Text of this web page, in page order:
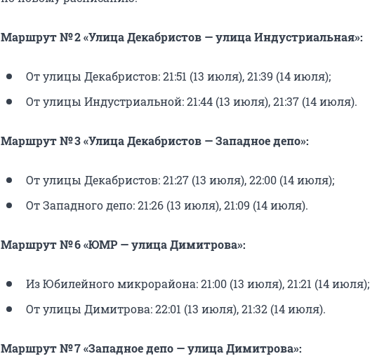
Маршрут № 2 «Улица Декабристов — улица Индустриальная»:
От улицы Декабристов: 21:51 (13 июля), 21:39 (14 июля);
От улицы Индустриальной: 21:44 (13 июля), 21:37 (14 июля).
Маршрут № 3 «Улица Декабристов — Западное депо»:
От улицы Декабристов: 21:27 (13 июля), 22:00 (14 июля);
От Западного депо: 21:26 (13 июля), 21:09 (14 июля).
Маршрут № 6 «ЮМР — улица Димитрова»:
Из Юбилейного микрорайона: 21:00 (13 июля), 21:21 (14 июля);
От улицы Димитрова: 22:01 (13 июля), 21:32 (14 июля).
Маршрут № 7 «Западное депо — улица Димитрова»: